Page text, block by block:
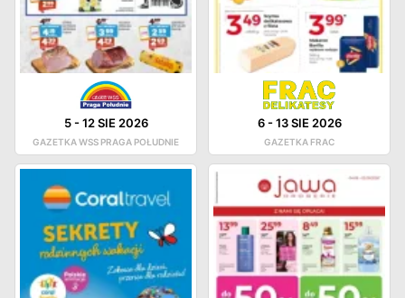
5-12 SIE 2026
GAZETKA WSS PRAGA POŁUDNIE
6-13 SIE 2026
GAZETKA FRAC